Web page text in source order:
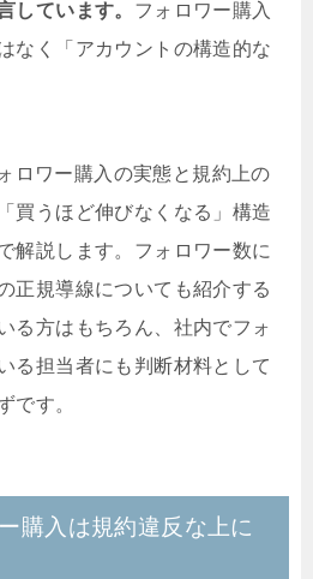
しています。 フォロワー購入
なく「アカウントの構造的な
ロワー購入の実態と規約上の
買うほど伸びなくなる」構造
解説します。フォロワー数に
正規導線についても紹介する
る方はもちろん、社内でフォ
る担当者にも判断材料として
です。
購入は規約違反な上に